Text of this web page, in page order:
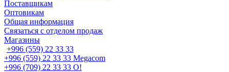
Поставщикам
Оптовикам
Общая информация
Связаться с отделом продаж
Магазины
+996 (559) 22 33 33
+996 (559) 22 33 33 Megacom
+996 (709) 22 33 33 O!